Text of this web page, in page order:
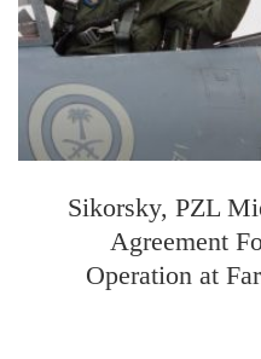
Sikorsky, PZL
Agreement
Operation at